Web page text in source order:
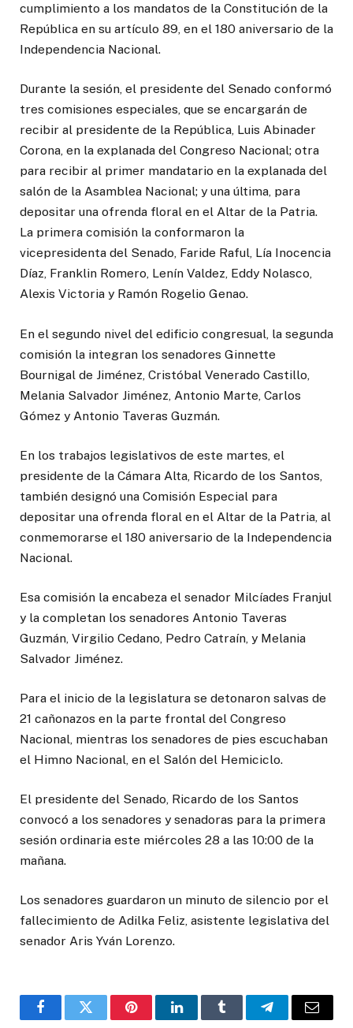
cumplimiento a los mandatos de la Constitución de la
República en su artículo 89, en el 180 aniversario de la
Independencia Nacional.
Durante la sesión, el presidente del Senado conformó
tres comisiones especiales, que se encargarán de
recibir al presidente de la República, Luis Abinader
Corona, en la explanada del Congreso Nacional; otra
para recibir al primer mandatario en la explanada del
salón de la Asamblea Nacional; y una última, para
depositar una ofrenda floral en el Altar de la Patria.
La primera comisión la conformaron la
vicepresidenta del Senado, Faride Raful, Lía Inocencia
Díaz, Franklin Romero, Lenín Valdez, Eddy Nolasco,
Alexis Victoria y Ramón Rogelio Genao.
En el segundo nivel del edificio congresual, la segunda
comisión la integran los senadores Ginnette
Bournigal de Jiménez, Cristóbal Venerado Castillo,
Melania Salvador Jiménez, Antonio Marte, Carlos
Gómez y Antonio Taveras Guzmán.
En los trabajos legislativos de este martes, el
presidente de la Cámara Alta, Ricardo de los Santos,
también designó una Comisión Especial para
depositar una ofrenda floral en el Altar de la Patria, al
conmemorarse el 180 aniversario de la Independencia
Nacional.
Esa comisión la encabeza el senador Milcíades Franjul
y la completan los senadores Antonio Taveras
Guzmán, Virgilio Cedano, Pedro Catraín, y Melania
Salvador Jiménez.
Para el inicio de la legislatura se detonaron salvas de
21 cañonazos en la parte frontal del Congreso
Nacional, mientras los senadores de pies escuchaban
el Himno Nacional, en el Salón del Hemiciclo.
El presidente del Senado, Ricardo de los Santos
convocó a los senadores y senadoras para la primera
sesión ordinaria este miércoles 28 a las 10:00 de la
mañana.
Los senadores guardaron un minuto de silencio por el
fallecimiento de Adilka Feliz, asistente legislativa del
senador Aris Yván Lorenzo.
FacebookTwitter PinterestLinkedInTumblr TelegramaCorreo